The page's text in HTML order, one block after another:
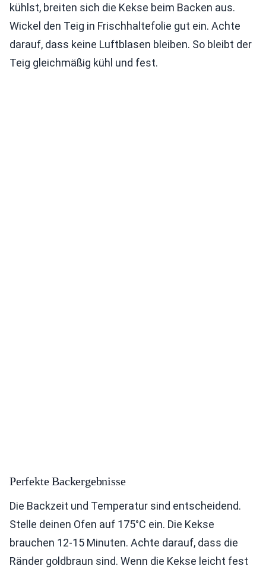
kühlst, breiten sich die Kekse beim Backen aus.
Wickel den Teig in Frischhaltefolie gut ein. Achte
darauf, dass keine Luftblasen bleiben. So bleibt der
Teig gleichmäßig kühl und fest.
Perfekte Backergebnisse
Die Backzeit und Temperatur sind entscheidend.
Stelle deinen Ofen auf 175°C ein. Die Kekse
brauchen 12-15 Minuten. Achte darauf, dass die
Ränder goldbraun sind. Wenn die Kekse leicht fest